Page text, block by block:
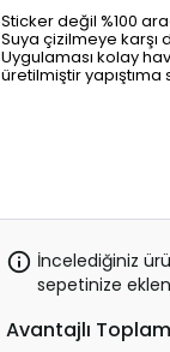
Sticker değil %100
Suya çizilmeye karşı
Uygulaması kolay
üretilmiştir yapıştıma
İncelediğiniz
sepetinize
Avantajlı Toplam